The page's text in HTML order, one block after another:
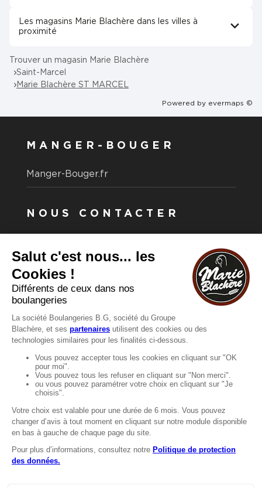
Les magasins Marie Blachère dans les villes à
proximité
Trouver un magasin Marie Blachère
Saint-Marcel
Marie Blachère ST MARCEL
Powered by evermaps ©
MANGER-BOUGER
Manger-Bouger.fr
NOUS CONTACTER
Vous souhaitez nous contacter ?
Consultez notre FAQ.
FAQ
Recrutement
MENTIONS
Mentions légales
Protection des données
LignÉthique
Caractéristiques environnementales des